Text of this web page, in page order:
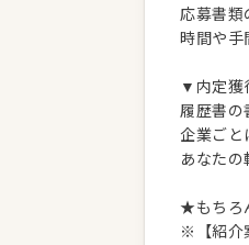
応募書類
時間や手
▼内定獲
履歴書
企業ごと
あなたの
★もちろ
※【紹介